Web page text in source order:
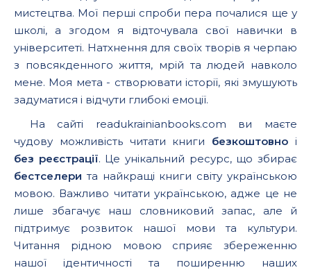
мистецтва. Мої перші спроби пера почалися ще у
школі, а згодом я відточувала свої навички в
університеті. Натхнення для своїх творів я черпаю
з повсякденного життя, мрій та людей навколо
мене. Моя мета - створювати історії, які змушують
задуматися і відчути глибокі емоції.
На сайті readukrainianbooks.com ви маєте
чудову можливість читати книги безкоштовно і
без реєстрації. Це унікальний ресурс, що збирає
бестселери та найкращі книги світу українською
мовою. Важливо читати українською, адже це не
лише збагачує наш словниковий запас, але й
підтримує розвиток нашої мови та культури.
Читання рідною мовою сприяє збереженню
нашої ідентичності та поширенню наших